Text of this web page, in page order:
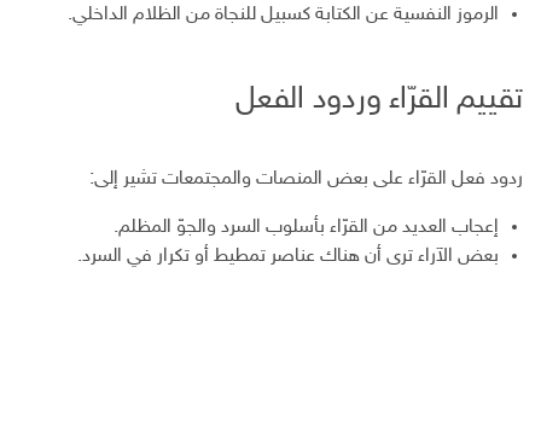
الرموز النفسية عن الكتابة كسبيل للنجاة من الظلام الداخلي.
تقييم القرّاء وردود الفعل
ردود فعل القرّاء على بعض المنصات والمجتمعات تشير إلى:
إعجاب العديد من القرّاء بأسلوب السرد والجوّ المظلم.
بعض الآراء ترى أن هناك عناصر تمطيط أو تكرار في السرد.